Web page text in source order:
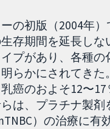
の初版（2004年
存期間を延長し
プがあり、各種
らかにされてきた
癌のおよそ12〜
は、プラチナ製
）の治療に有